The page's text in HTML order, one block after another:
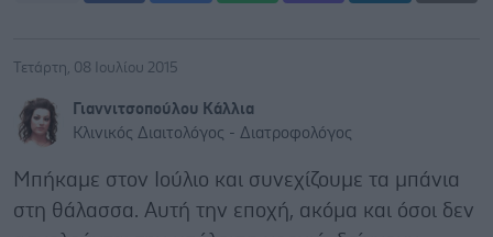
Τετάρτη, 08 Ιουλίου 2015
Γιαννιτσοπούλου Kάλλια
Kλινικός Διαιτολόγος - Διατροφολόγος
Μπήκαμε στον Ιούλιο και συνεχίζουμε τα μπάνια
στη θάλασσα. Αυτή την εποχή, ακόμα και όσοι δεν